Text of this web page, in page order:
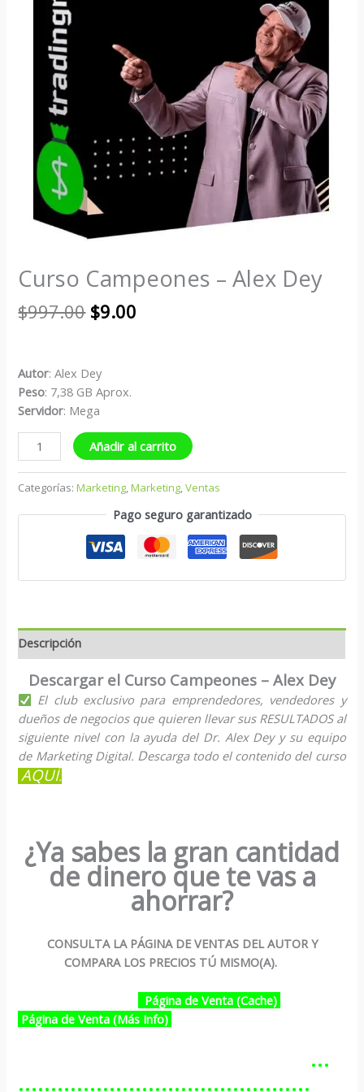
Curso Campeones – Alex Dey
$997.00 $9.00
Autor: Alex Dey
Peso: 7,38 GB Aprox.
Servidor: Mega
Añadir al carrito
Categorías:Marketing,Marketing,Ventas
Pago seguro garantizado
Descripción
Descargar el Curso Campeones – Alex Dey
El club exclusivo para emprendedores, vendedores y
dueños de negocios que quieren llevar sus RESULTADOS al
siguiente nivel con la ayuda del Dr. Alex Dey y su equipo
de Marketing Digital. Descarga todo el contenido del curso
AQUÍ.
¿Ya sabes la gran cantidad
de dinero que te vas a
ahorrar?
CONSULTA LA PÁGINA DE VENTAS DEL AUTOR Y
COMPARA LOS PRECIOS TÚ MISMO(A).
Página de Venta (Cache)
Página de Venta (Más Info)
…………………………………………
………………………………………